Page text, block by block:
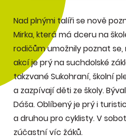
Nad plnými talíři se nově
Mirka, která má dceru na
rodičům umožnily poznat
akcí je prý na suchdolské
takzvané Sukohraní, školní
a zazpívají děti ze školy.
Dáša. Oblíbený je prý i
a druhou pro cyklisty. V
zúčastní víc žáků.